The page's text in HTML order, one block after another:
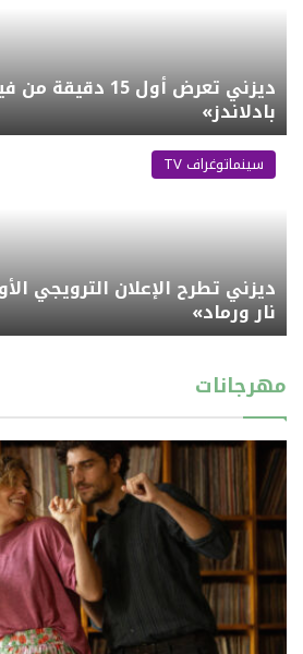
ديزني تعرض أول 15
بادلاندز»
سينماتوغراف TV
ديزني تطرح الإعلان الترويجي
نار ورماد»
مهرجانات